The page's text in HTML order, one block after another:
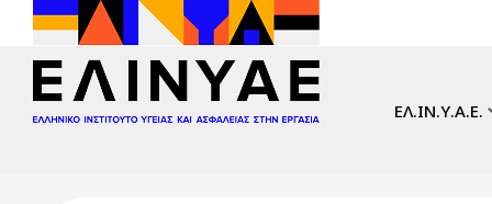
Skip to main content
ΕΛ.ΙΝ.Υ.Α.Ε.